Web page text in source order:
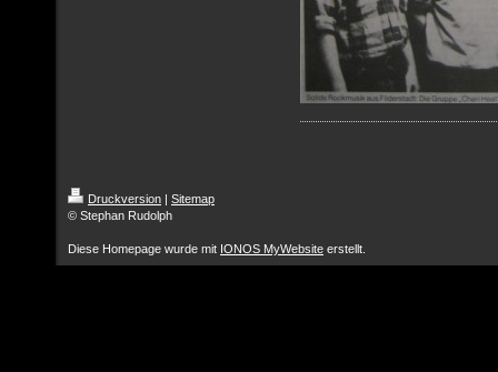
Druckversion
Sitemap
© Stephan Rudolph
Diese Homepage wurde mit IONOS MyWebsite erstellt.